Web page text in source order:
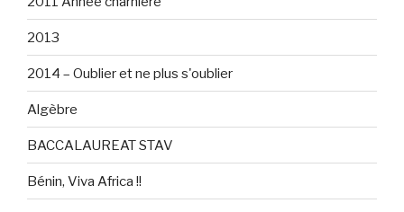
2013
2014 – Oublier et ne plus s'oublier
Algèbre
BACCALAUREAT STAV
Bénin, Viva Africa !!